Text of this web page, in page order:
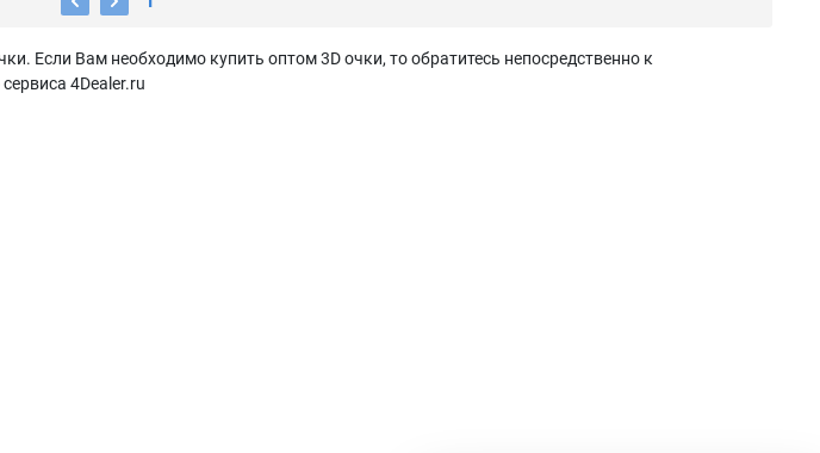
Если Вам необходимо купить оптом 3D очки, то обратитесь непосредственно к
4Dealer.ru